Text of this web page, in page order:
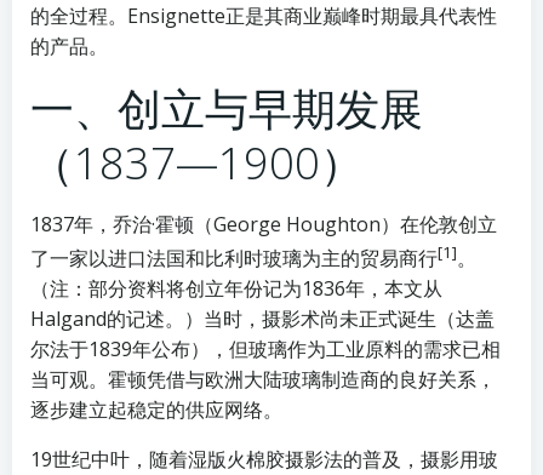
的全过程。Ensignette正是其商业巅峰时期最具代表性
的产品。
一、创立与早期发展
（1837—1900）
1837年，乔治·霍顿（George Houghton）在伦敦创立
了一家以进口法国和比利时玻璃为主的贸易商行[1]。
（注：部分资料将创立年份记为1836年，本文从
Halgand的记述。）当时，摄影术尚未正式诞生（达盖
尔法于1839年公布），但玻璃作为工业原料的需求已相
当可观。霍顿凭借与欧洲大陆玻璃制造商的良好关系，
逐步建立起稳定的供应网络。
19世纪中叶，随着湿版火棉胶摄影法的普及，摄影用玻